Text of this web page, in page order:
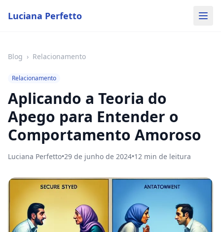
Luciana Perfetto
Blog › Relacionamento
Relacionamento
Aplicando a Teoria do
Apego para Entender o
Comportamento Amoroso
Luciana Perfetto•29 de junho de 2024•12 min de leitura